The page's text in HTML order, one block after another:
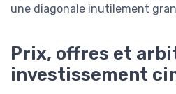
une diagonale inutilement
Prix, offres et
investissement